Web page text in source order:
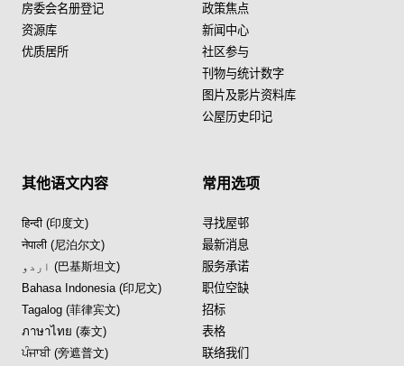
房委会名册登记
资源库
优质居所
政策焦点
新闻中心
社区参与
刊物与统计数字
图片及影片资料库
公屋历史印记
其他语文内容
हिन्दी (印度文)
नेपाली (尼泊尔文)
اردو (巴基斯坦文)
Bahasa Indonesia (印尼文)
Tagalog (菲律宾文)
ภาษาไทย (泰文)
ਪੰਜਾਬੀ (旁遮普文)
常用选项
寻找屋邨
最新消息
服务承诺
职位空缺
招标
表格
联络我们